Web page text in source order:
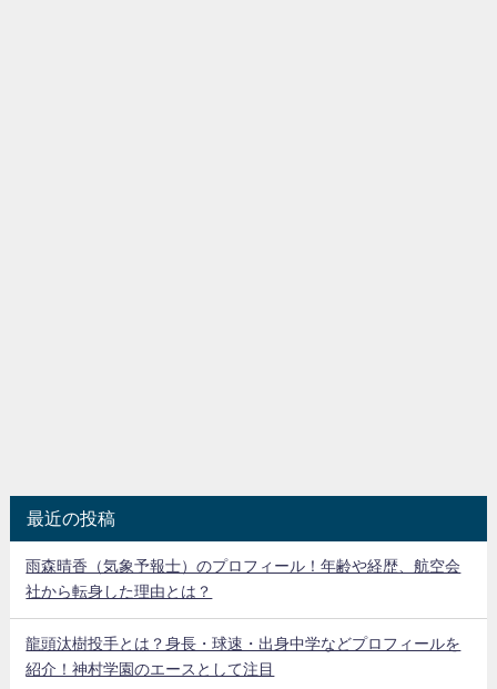
最近の投稿
雨森晴香（気象予報士）のプロフィール！年齢や経歴、航空会
社から転身した理由とは？
龍頭汰樹投手とは？身長・球速・出身中学などプロフィールを
紹介！神村学園のエースとして注目